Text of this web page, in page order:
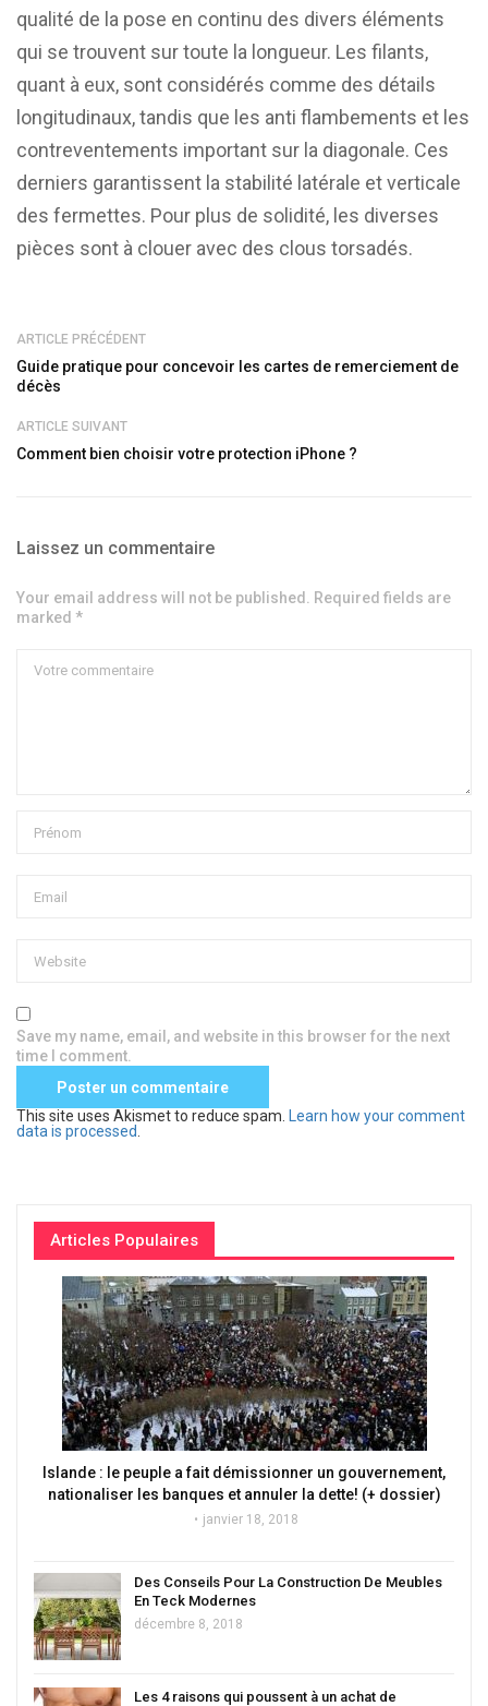
qualité de la pose en continu des divers éléments
qui se trouvent sur toute la longueur. Les filants,
quant à eux, sont considérés comme des détails
longitudinaux, tandis que les anti flambements et les
contreventements important sur la diagonale. Ces
derniers garantissent la stabilité latérale et verticale
des fermettes. Pour plus de solidité, les diverses
pièces sont à clouer avec des clous torsadés.
ARTICLE PRÉCÉDENT
Guide pratique pour concevoir les cartes de remerciement de
décès
ARTICLE SUIVANT
Comment bien choisir votre protection iPhone ?
Laissez un commentaire
Your email address will not be published. Required fields are
marked *
Save my name, email, and website in this browser for the next
time I comment.
This site uses Akismet to reduce spam.
Learn how your comment
data is processed
Articles Populaires
Islande : le peuple a fait démissionner un gouvernement,
nationaliser les banques et annuler la dette! (+ dossier)
janvier 18, 2018
Des Conseils Pour La Construction De Meubles
En Teck Modernes
décembre 8, 2018
Les 4 raisons qui poussent à un achat de